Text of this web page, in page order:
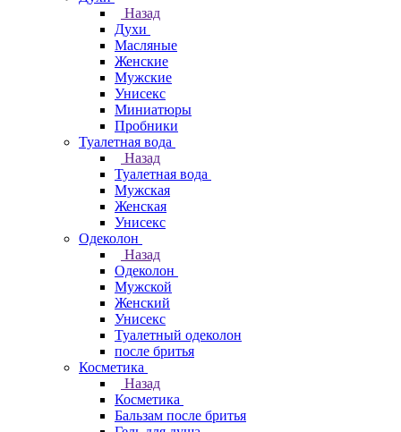
Назад
Духи
Масляные
Женские
Мужские
Унисекс
Миниатюры
Пробники
Туалетная вода
Назад
Туалетная вода
Мужская
Женская
Унисекс
Одеколон
Назад
Одеколон
Мужской
Женский
Унисекс
Туалетный одеколон
после бритья
Косметика
Назад
Косметика
Бальзам после бритья